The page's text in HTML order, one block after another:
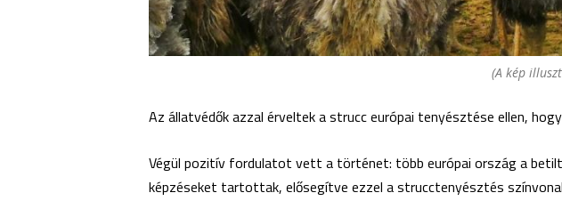
(A kép
Az állatvédők azzal érveltek a strucc európai tenyésztése ellen,
Végül pozitív fordulatot vett a történet: több európai ország a
képzéseket tartottak, elősegítve ezzel a strucctenyésztés